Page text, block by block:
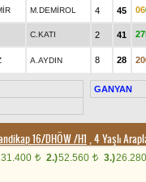
M.DEMİROL 4 45 06
C.KATI 2 41 27
A.AYDIN 8 28 20
GANYAN
16/DHÖW /H1 , 4 Yaşlı
t 2.)52.560 t 3.)26.280